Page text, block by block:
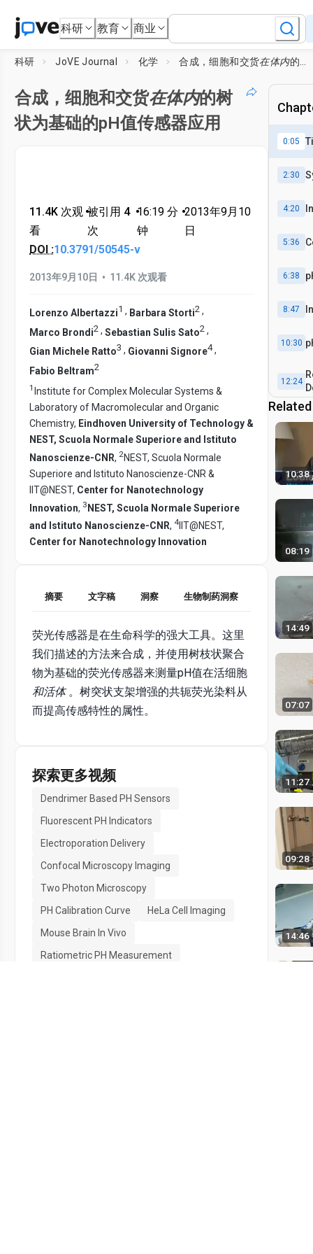
科研 教育 商业
科研 JoVE Journal 化学 合成，细胞和交货在体内的树状为基础的pH值传感器应用
合成，细胞和交货在体内的树
状为基础的pH值传感器应用
11.4K 次观
看
•被引用 4
次
•16:19 分
钟
•2013年9月10
日
DOI :10.3791/50545-v
2013年9月10日 • 11.4K 次观看
Lorenzo Albertazzi1 , Barbara Storti2 ,
Marco Brondi2 , Sebastian Sulis Sato2 ,
Gian Michele Ratto3 , Giovanni Signore4,
Fabio Beltram2
1 Institute for Complex Molecular Systems &
Laboratory of Macromolecular and Organic
Chemistry, Eindhoven University of Technology &
NEST, Scuola Normale Superiore and Istituto
Nanoscienze-CNR, 2NEST, Scuola Normale
Superiore and Istituto Nanoscienze-CNR &
IIT@NEST, Center for Nanotechnology
Innovation, 3NEST, Scuola Normale Superiore
and Istituto Nanoscienze-CNR, 4 IIT@NEST,
Center for Nanotechnology Innovation
摘要 文字稿 洞察 生物制药洞察
荧光传感器是在生命科学的强大工具。这里
我们描述的方法来合成，并使用树枝状聚合
物为基础的荧光传感器来测量pH值在活细胞
和活体。树突状支架增强的共轭荧光染料从
而提高传感特性的属性。
探索更多视频
Dendrimer Based PH Sensors
Fluorescent PH Indicators
Electroporation Delivery
Confocal Microscopy Imaging
Two Photon Microscopy
PH Calibration Curve
HeLa Cell Imaging
Mouse Brain In Vivo
Ratiometric PH Measurement
0:05
2:30
4:20
5:36
6:38
8:47
10:30
12:24
15:45
10:38
08:19
14:49
07:07
11:27
09:28
14:46